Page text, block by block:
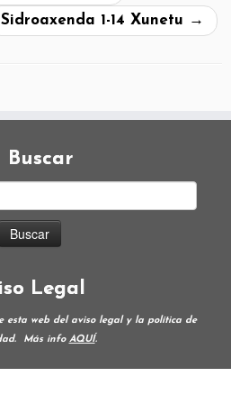
Sidroaxenda 1-14 Xunetu →
Buscar
Legal
esta web del aviso legal y la política de
Más info AQUÍ.